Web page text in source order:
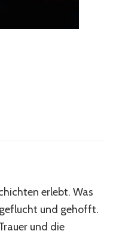
erlebt. Was
und gehofft.
und die